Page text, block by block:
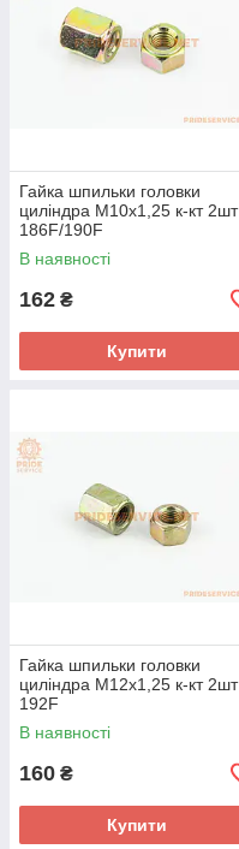
Гайка шпильки головки
циліндра М10x1,25 к-кт 2шт
186F/190F
В наявності
162 ₴
Купити
Гайка шпильки головки
циліндра М12x1,25 к-кт 2шт
192F
В наявності
160 ₴
Купити